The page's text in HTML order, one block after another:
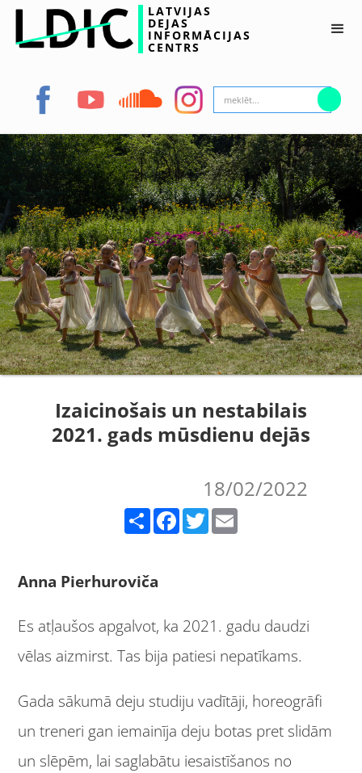
LATVIJAS
DEJAS
INFORMĀCIJAS
CENTRS
Izaicinošais un nestabilais
2021. gads mūsdienu dejās
18/02/2022
Share Facebook Twitter
Anna Pierhuroviča
Es atļaušos apgalvot, ka 2021. gadu daudzi
vēlas aizmirst. Tas bija patiesi nepatīkams.
Gada sākumā deju studiju vadītāji, horeogrāfi
un treneri gan iemainīja deju botas pret slidām
un slēpēm, lai saglabātu iesaistīšanos no